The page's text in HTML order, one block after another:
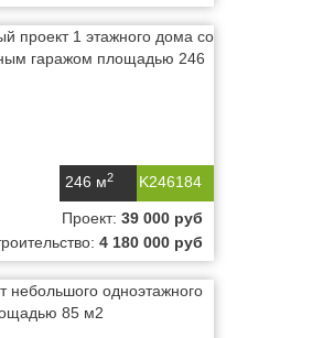
K246184
246 м2
Проект: 39 000 руб
4 180 000 руб